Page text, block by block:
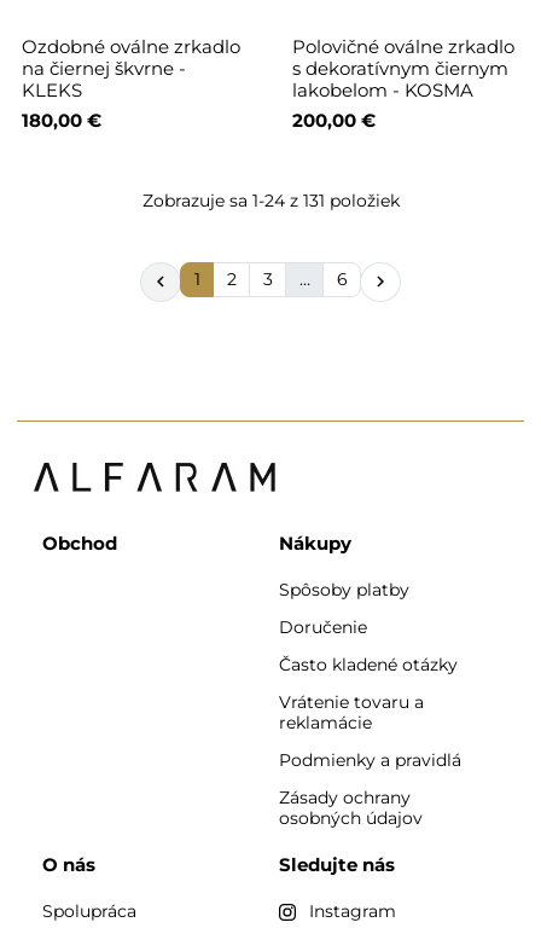
Ozdobné oválne zrkadlo
na čiernej škvrne -
KLEKS
180,00 €
Polovičné oválne zrkadlo
s dekoratívnym čiernym
lakobelom - KOSMA
200,00 €
Zobrazuje sa 1-24 z 131 položiek
 1 2 3 … 6 
Obchod Nákupy
Spôsoby platby
Doručenie
Často kladené otázky
Vrátenie tovaru a
reklamácie
Podmienky a pravidlá
Zásady ochrany
osobných údajov
O nás
Spolupráca
Sledujte nás
Instagram